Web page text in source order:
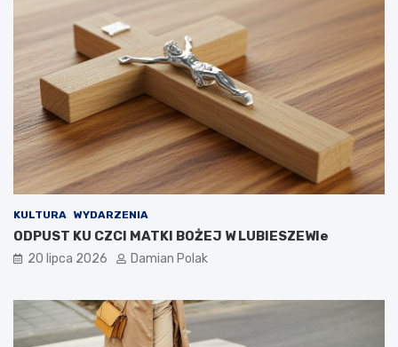
KULTURA WYDARZENIA
ODPUST KU CZCI MATKI BOŻEJ W LUBIESZEWIe
20 lipca 2026 Damian Polak